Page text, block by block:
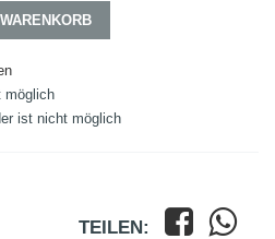
WARENKORB
möglich
ist nicht möglich
TEILEN: